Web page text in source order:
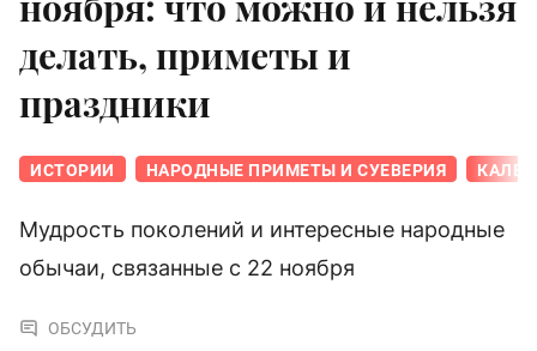
делать, приметы и
праздники
ИСТОРИИ НАРОДНЫЕ ПРИМЕТЫ И СУЕВЕРИЯ
Мудрость поколений и интересные народные
обычаи, связанные с 22 ноября
ОБСУДИТЬ